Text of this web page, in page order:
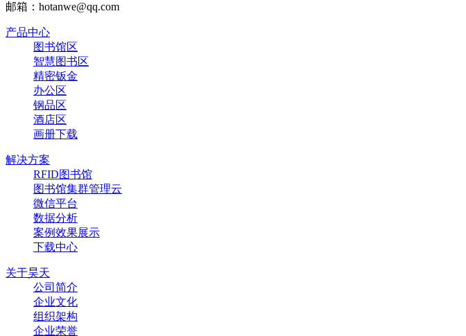
邮箱：hotanwe@qq.com
产品中心
图书馆区
智慧图书区
精密钣金
办公区
钢品区
酒店区
画册下载
解决方案
RFID图书馆
图书馆集群管理云
微信平台
数据分析
案例效果展示
下载中心
关于昊天
公司简介
企业文化
组织架构
企业荣誉